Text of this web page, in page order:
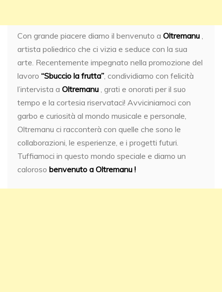
Con grande piacere diamo il benvenuto a Oltremanu
artista poliedrico che ci vizia e seduce con la sua
arte. Recentemente impegnato nella promozione del
lavoro “Sbuccio la frutta” , condividiamo con felicità
l’intervista a Oltremanu , grati e onorati per il suo
tempo e la cortesia riservataci! Avviciniamoci con
garbo e curiosità al mondo musicale e personale,
Oltremanu ci racconterà con quelle che sono le
collaborazioni, le esperienze, e i progetti futuri.
Tuffiamoci in questo mondo speciale e diamo un
caloroso benvenuto a Oltremanu !